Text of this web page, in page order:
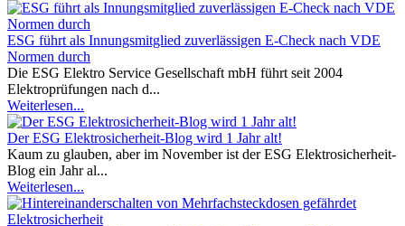
ESG führt als Innungsmitglied zuverlässigen E-Check nach VDE
Normen durch
Die ESG Elektro Service Gesellschaft mbH führt seit 2004
Elektroprüfungen nach d...
Weiterlesen...
Der ESG Elektrosicherheit-Blog wird 1 Jahr alt!
Kaum zu glauben, aber im November ist der ESG Elektrosicherheit-
Blog ein Jahr al...
Weiterlesen...